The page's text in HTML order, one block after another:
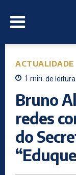
ACTUALIDADE
1 min. de leitura
Bruno
redes
do